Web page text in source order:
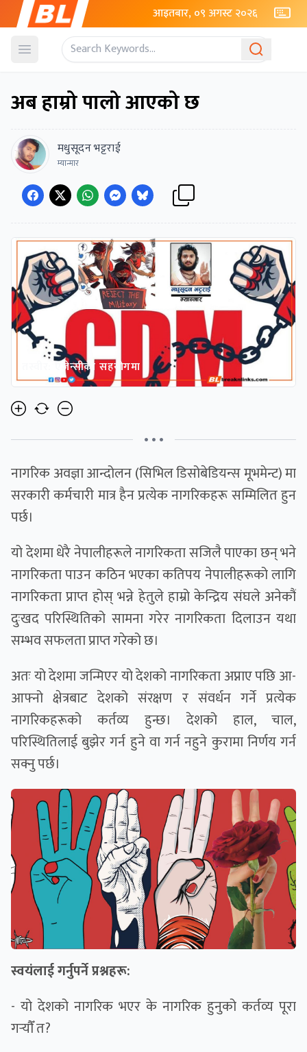
आइतबार, ०९ अगस्ट २०२६
Open menu
अब हाम्रो पालो आएको छ
मधुसूदन भट्टराई
म्यान्मार
तस्वीर: एजेन्सीकाे सहयाेगमा
• • •
नागरिक अवज्ञा आन्दोलन (सिभिल डिसोबेडियन्स मूभमेन्ट) मा
सरकारी कर्मचारी मात्र हैन प्रत्येक नागरिकहरू सम्मिलित हुन
पर्छ।
यो देशमा धेरै नेपालीहरूले नागरिकता सजिलै पाएका छन् भने
नागरिकता पाउन कठिन भएका कतिपय नेपालीहरूको लागि
नागरिकता प्राप्त होस् भन्ने हेतुले हाम्रो केन्द्रिय संघले अनेकौं
दुःखद परिस्थितिको सामना गरेर नागरिकता दिलाउन यथा
सम्भव सफलता प्राप्त गरेको छ।
अतः यो देशमा जन्मिएर यो देशको नागरिकता अप्नाए पछि आ-
आफ्नो क्षेत्रबाट देशको संरक्षण र संवर्धन गर्ने प्रत्येक
नागरिकहरूको कर्तव्य हुन्छ। देशको हाल, चाल,
परिस्थितिलाई बुझेर गर्न हुने वा गर्न नहुने कुरामा निर्णय गर्न
सक्नु पर्छ।
स्वयंलाई गर्नुपर्ने प्रश्नहरू:
- यो देशको नागरिक भएर के नागरिक हुनुको कर्तव्य पूरा
गर्‍याैँ त?